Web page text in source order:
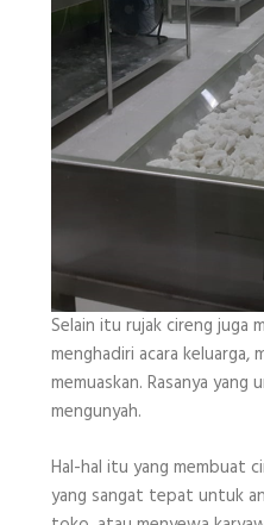
Selain itu rujak cireng juga
menghadiri acara keluarga,
memuaskan. Rasanya
mengunyah.
Hal-hal itu yang membuat
yang sangat tepat untuk